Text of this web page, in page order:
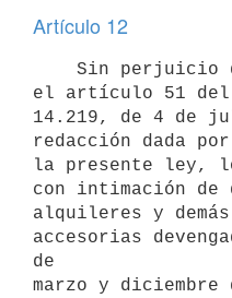
Artículo 12
el artículo 51 del
14.219, de 4 de
redacción dada
la presente ley,
con intimación de
alquileres y
accesorias
de
marzo y diciembre